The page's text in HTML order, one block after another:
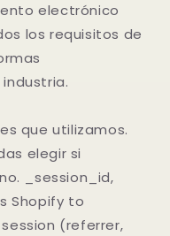
electrónico
los requisitos de
que utilizamos.
elegir si
_session_id,
Shopify to
(referrer,